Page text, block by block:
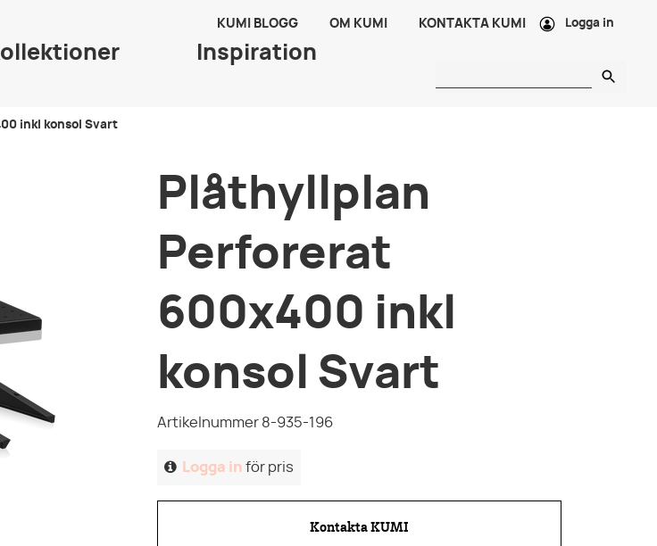
Inspiration
KUMI BLOGG OM KUMI KONTAKTA KUMI Logga in
inkl konsol Svart
Plåthyllplan
Perforerat
600x400 inkl
konsol Svart
Artikelnummer 8-935-196
Logga in för pris
Kontakta KUMI